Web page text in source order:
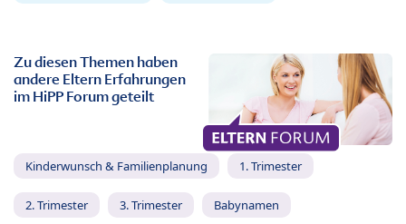
Zu diesen Themen haben
andere Eltern Erfahrungen
im HiPP Forum geteilt
Kinderwunsch & Familienplanung 1. Trimester
2. Trimester 3. Trimester Babynamen